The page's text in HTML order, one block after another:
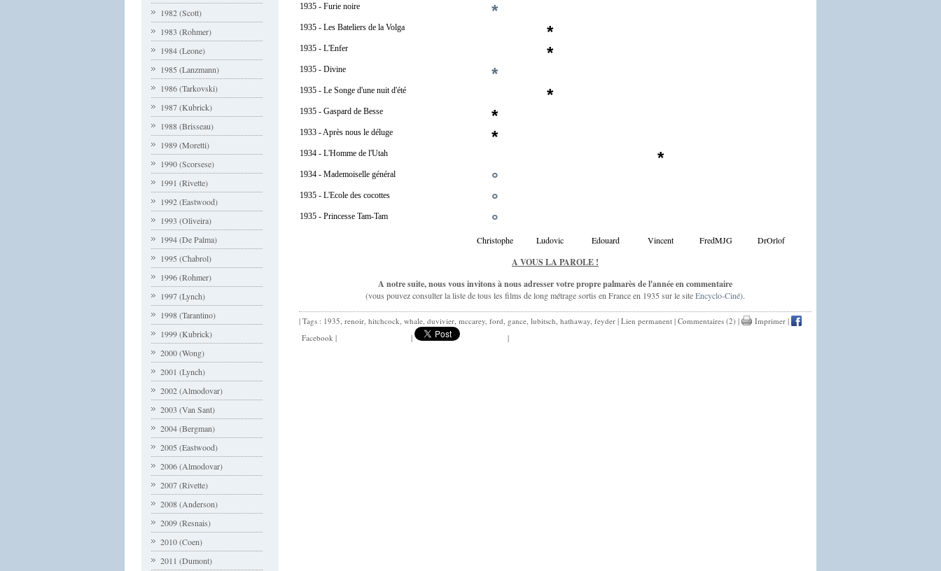
1982 (Scott)
1983 (Rohmer)
1984 (Leone)
1985 (Lanzmann)
1986 (Tarkovski)
1987 (Kubrick)
1988 (Brisseau)
1989 (Moretti)
1990 (Scorsese)
1991 (Rivette)
1992 (Eastwood)
1993 (Oliveira)
1994 (De Palma)
1995 (Chabrol)
1996 (Rohmer)
1997 (Lynch)
1998 (Tarantino)
1999 (Kubrick)
2000 (Wong)
2001 (Lynch)
2002 (Almodovar)
2003 (Van Sant)
2004 (Bergman)
2005 (Eastwood)
2006 (Almodovar)
2007 (Rivette)
2008 (Anderson)
2009 (Resnais)
2010 (Coen)
2011 (Dumont)
1935 - Furie noire *
1935 - Les Bateliers de la Volga *
1935 - L'Enfer *
1935 - Divine *
1935 - Le Songe d'une nuit d'été *
1935 - Gaspard de Besse *
1933 - Après nous le déluge *
1934 - L'Homme de l'Utah *
1934 - Mademoiselle général °
1935 - L'Ecole des cocottes °
1935 - Princesse Tam-Tam °
Christophe Ludovic Edouard Vincent FredMJG DrOrlof
A VOUS LA PAROLE !
A notre suite, nous vous invitons à nous adresser votre propre palmarès de l'année en commentaire
(vous pouvez consulter la liste de tous les films de long métrage sortis en France en 1935 sur le siteEncyclo-Ciné).
| Tags : 1935 renoir hitchcock whale duvivier mccarey ford gance lubitsch hathaway feyder | Lien permanent | Commentaires (2) | Imprimer |
Facebook | | |